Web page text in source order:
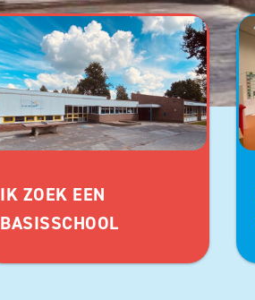
IK ZOEK EEN
BASISSCHOOL